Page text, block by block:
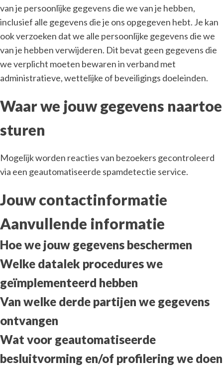
van je persoonlijke gegevens die we van je hebben,
inclusief alle gegevens die je ons opgegeven hebt. Je kan
ook verzoeken dat we alle persoonlijke gegevens die we
van je hebben verwijderen. Dit bevat geen gegevens die
we verplicht moeten bewaren in verband met
administratieve, wettelijke of beveiligings doeleinden.
Waar we jouw gegevens naartoe
sturen
Mogelijk worden reacties van bezoekers gecontroleerd
via een geautomatiseerde spamdetectie service.
Jouw contactinformatie
Aanvullende informatie
Hoe we jouw gegevens beschermen
Welke datalek procedures we
geïmplementeerd hebben
Van welke derde partijen we gegevens
ontvangen
Wat voor geautomatiseerde
besluitvorming en/of profilering we doen